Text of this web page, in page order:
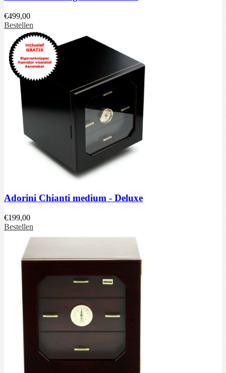
€499,00
Bestellen
Adorini Chianti medium - Deluxe
€199,00
Bestellen